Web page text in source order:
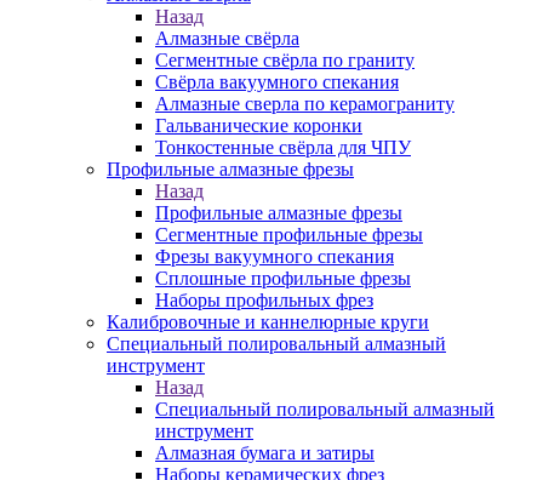
Назад
Алмазные свёрла
Сегментные свёрла по граниту
Свёрла вакуумного спекания
Алмазные сверла по керамограниту
Гальванические коронки
Тонкостенные свёрла для ЧПУ
Профильные алмазные фрезы
Назад
Профильные алмазные фрезы
Сегментные профильные фрезы
Фрезы вакуумного спекания
Сплошные профильные фрезы
Наборы профильных фрез
Калибровочные и каннелюрные круги
Специальный полировальный алмазный
инструмент
Назад
Специальный полировальный алмазный
инструмент
Алмазная бумага и затиры
Наборы керамических фрез